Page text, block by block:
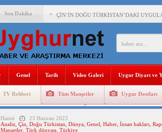
Son Dakika ÇİN’İN DOĞU TÜRKİSTAN’DAKİ
DİYANET AKADEMİSİ BAŞKANI
ÇİN’İN UYGUR POLİTİKALARINI ÖVEN
MHP’DEN URUMÇİ KATLİAMI MESAJİ :
İŞGALCİ ÇİN’DEN “FETİHLER SULTANI
Genel Tarih Video Galeri Uygur Diyarı ve
TV Rehberi Tüm Manşetler Uygur Dostları
Uygurlarda Düğün ve Cenaze
Hamit
23 Haziran 2023
Analiz, Çin Doğu Türkistan Dünya, Genel Haber, İnsan hakları
Manşetler, Türk dünyası Türkiye